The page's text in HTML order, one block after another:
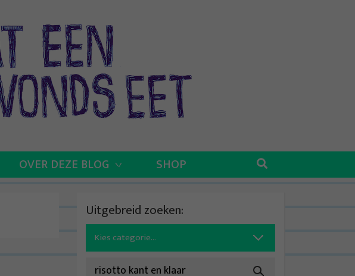
OVER DEZE BLOG SHOP
Uitgebreid zoeken:
Search
for: